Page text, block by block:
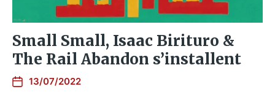
Small Small, Isaac Birituro &
The Rail Abandon s’installent
13/07/2022